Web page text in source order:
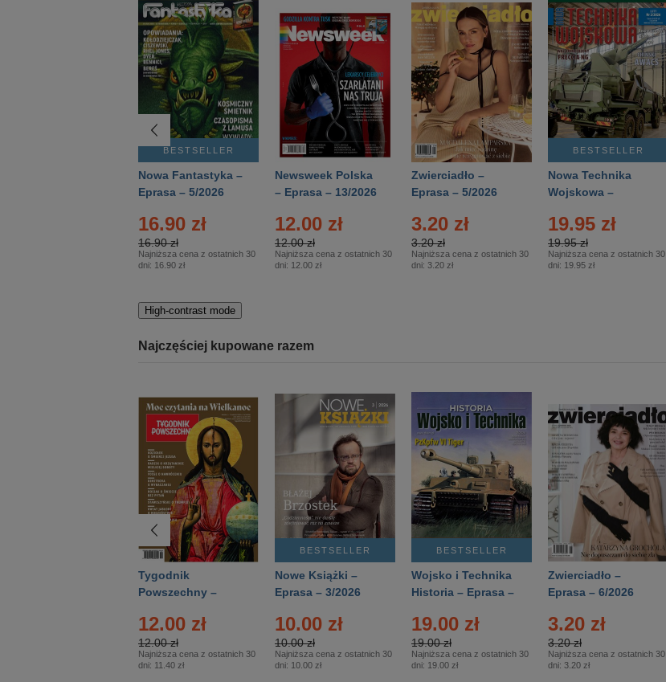
BESTSELLER
Nowa Fantastyka –
Eprasa – 5/2026
16.90 zł
16.90 zł
Najniższa cena z ostatnich 30
dni: 16.90 zł
Newsweek Polska
– Eprasa – 13/2026
12.00 zł
12.00 zł
Najniższa cena z ostatnich 30
dni: 12.00 zł
Zwierciadło –
Eprasa – 5/2026
3.20 zł
3.20 zł
Najniższa cena z ostatnich 30
dni: 3.20 zł
BESTSELLER
Nowa Technika
Wojskowa –
19.95 zł
19.95 zł
Najniższa cena z ostatnich 30
dni: 19.95 zł
High-contrast mode
Najczęściej kupowane razem
Tygodnik
Powszechny –
12.00 zł
12.00 zł
Najniższa cena z ostatnich 30
dni: 11.40 zł
BESTSELLER
Nowe Książki –
Eprasa – 3/2026
10.00 zł
10.00 zł
Najniższa cena z ostatnich 30
dni: 10.00 zł
BESTSELLER
Wojsko i Technika
Historia – Eprasa –
19.00 zł
19.00 zł
Najniższa cena z ostatnich 30
dni: 19.00 zł
Zwierciadło –
Eprasa – 6/2026
3.20 zł
3.20 zł
Najniższa cena z ostatnich 30
dni: 3.20 zł